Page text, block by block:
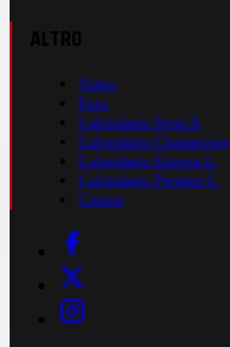
Video
Foto
Calendario Serie A
Calendario Champions
Calendario Europa L.
Calendario Premier L.
Casinò